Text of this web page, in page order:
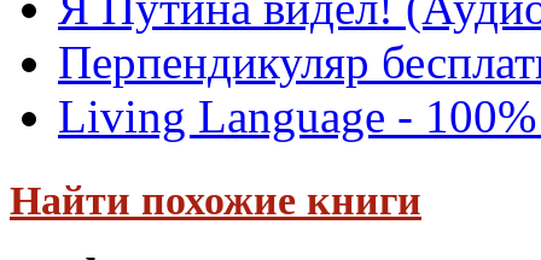
Перпендикуляр
Living Language -
Найти похожие книги